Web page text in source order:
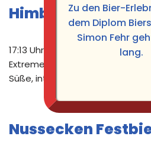
Himbeer
17:13 Uhr – Bei diesem Bier war
Extreme in einer Flasche zu
Süße, intensive …
Nussecken
Zu den Bier-
dem Diplom
Simon Fehr
lang.